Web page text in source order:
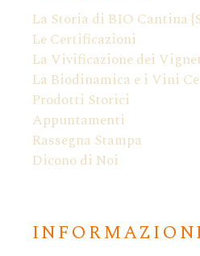
La Storia di BIO Cantina
Le Certificazioni
La Vivificazione dei
La Biodinamica e i Vini
Prodotti Storici
Appuntamenti
Rassegna Stampa
Dicono di Noi